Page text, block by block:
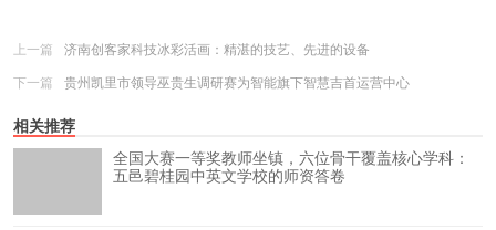
上一篇
济南创客家科技冰彩活画：精湛的技艺、先进的设备
下一篇
贵州凯里市领导巫贵生调研赛为智能旗下智慧吉首运营中心
相关推荐
全国大赛一等奖教师坐镇，六位骨干覆盖核心学科：
五邑碧桂园中英文学校的师资答卷